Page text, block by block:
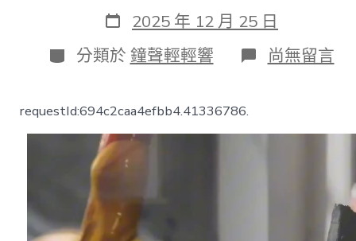
作
者
發
表
日
期
2025 年 12 月 25 日
分
類
分類於 鐘聲輕輕響 在
〈千
看
尚無留言
requestId:694c2caa4efbb4.41336786.